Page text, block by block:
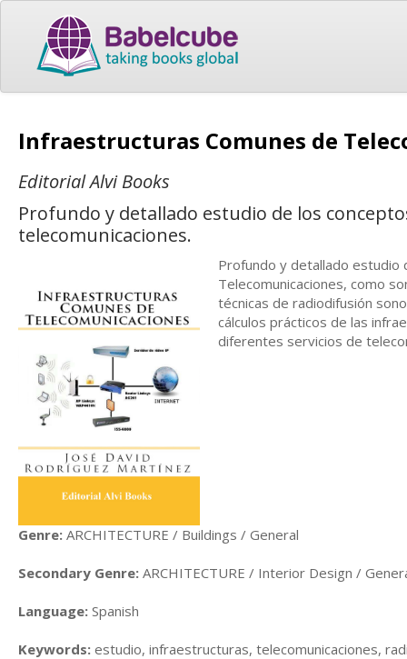
Infraestructuras Comunes de
Editorial Alvi Books
Profundo y detallado estudio de los
telecomunicaciones.
Profundo y detallado estudio
Telecomunicaciones, como
técnicas de radiodifusión
cálculos prácticos de las
diferentes servicios de
Genre: ARCHITECTURE / Buildings / General
Secondary Genre: ARCHITECTURE / Interior Design /
Language: Spanish
Keywords: estudio, infraestructuras, telecomunicaciones,